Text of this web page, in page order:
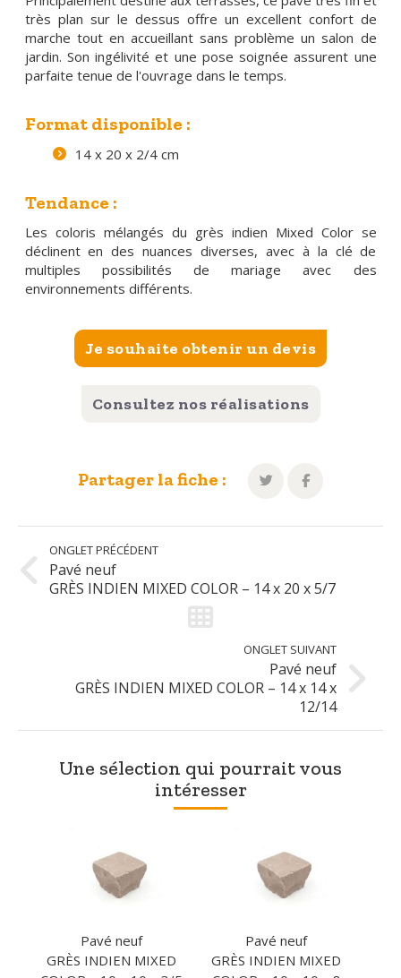
très plan sur le dessus offre un excellent confort de
marche tout en accueillant sans problème un salon de
jardin. Son ingélivité et une pose soignée assurent une
parfaite tenue de l'ouvrage dans le temps.
Format disponible :
14 x 20 x 2/4 cm
Tendance :
Les coloris mélangés du grès indien Mixed Color se
déclinent en des nuances diverses, avec à la clé de
multiples possibilités de mariage avec des
environnements différents.
Je souhaite obtenir un devis
Consultez nos réalisations
Partager la fiche :
Pavé neuf
GRÈS INDIEN MIXED COLOR – 14 x 20 x 5/7
Pavé neuf
GRÈS INDIEN MIXED COLOR – 14 x 14 x
12/14
Une sélection qui pourrait vous
intéresser
Pavé neuf
GRÈS INDIEN MIXED
Pavé neuf
GRÈS INDIEN MIXED